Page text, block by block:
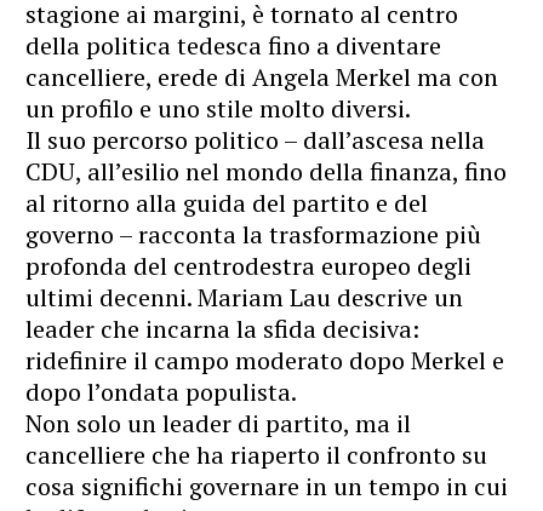
stagione ai margini, è tornato al centro
della politica tedesca fino a diventare
cancelliere, erede di Angela Merkel ma con
un profilo e uno stile molto diversi.
Il suo percorso politico – dall’ascesa nella
CDU, all’esilio nel mondo della finanza, fino
al ritorno alla guida del partito e del
governo – racconta la trasformazione più
profonda del centrodestra europeo degli
ultimi decenni. Mariam Lau descrive un
leader che incarna la sfida decisiva:
ridefinire il campo moderato dopo Merkel e
dopo l’ondata populista.
Non solo un leader di partito, ma il
cancelliere che ha riaperto il confronto su
cosa significhi governare in un tempo in cui